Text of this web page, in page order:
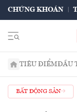
CHỨNG KHOÁN
TIÊU ĐIỂMĐẦU
BẤT ĐỘNG SẢN